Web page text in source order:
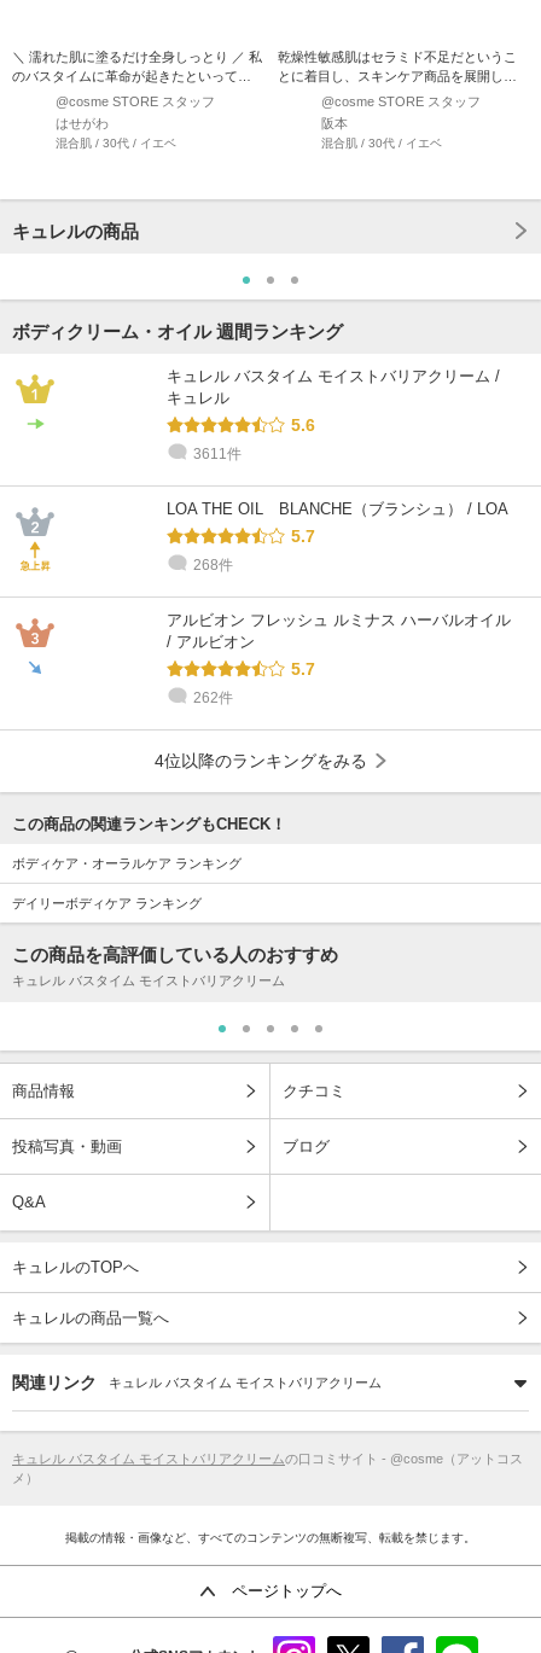
＼ 濡れた肌に塗るだけ全身しっとり ／ 私
のバスタイムに革命が起きたといっても
過言ではありませ…
@cosme STORE スタッフ
はせがわ
混合肌 / 30代 / イエベ
乾燥性敏感肌はセラミド不足だというこ
とに着目し、スキンケア商品を展開して
いるキュレルから、インバス…
@cosme STORE スタッフ
阪本
混合肌 / 30代 / イエベ
キュレルの商品
ボディクリーム・オイル 週間ランキング
キュレル バスタイム モイストバリアクリーム /
キュレル
5.6
3611件
LOA THE OIL BLANCHE（ブランシュ） / LOA
5.7
268件
アルビオン フレッシュ ルミナス ハーバルオイル
/ アルビオン
5.7
262件
4位以降のランキングをみる
この商品の関連ランキングもCHECK！
ボディケア・オーラルケア ランキング
デイリーボディケア ランキング
この商品を高評価している人のおすすめ
キュレル バスタイム モイストバリアクリーム
商品情報 クチコミ
投稿写真・動画 ブログ
Q&A
キュレルのTOPへ
キュレルの商品一覧へ
関連リンク キュレル バスタイム モイストバリアクリーム
キュレル バスタイム モイストバリアクリームの口コミサイト - @cosme（アットコス
メ）
掲載の情報・画像など、すべてのコンテンツの無断複写、転載を禁じます。
ページトップへ